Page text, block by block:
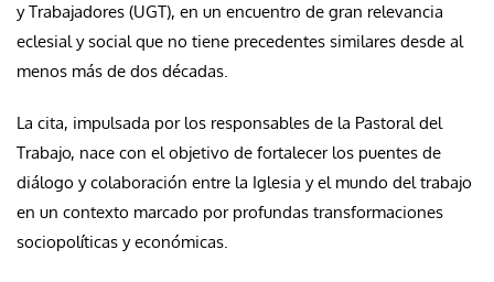
y Trabajadores (UGT), en un encuentro de gran relevancia
eclesial y social que no tiene precedentes similares desde al
menos más de dos décadas.
La cita, impulsada por los responsables de la Pastoral del
Trabajo, nace con el objetivo de fortalecer los puentes de
diálogo y colaboración entre la Iglesia y el mundo del trabajo
en un contexto marcado por profundas transformaciones
sociopolíticas y económicas.